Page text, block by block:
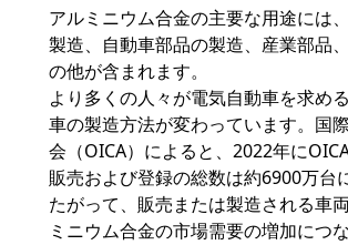
アルミニウム合金の主要な用途には
製造、自動車部品の製造、産業部品
の他が含まれます。
より多くの人々が電気自動車を求め
車の製造方法が変わっています。国
会（OICA）によると、2022年に
販売および登録の総数は約6900万台
たがって、販売または製造される車
ミニウム合金の市場需要の増加につ